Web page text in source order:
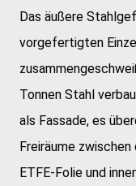
Das äußere
vorgefertigten
Tonnen Stahl
als Fassade, es
Freiräume
ETFE-Folie und